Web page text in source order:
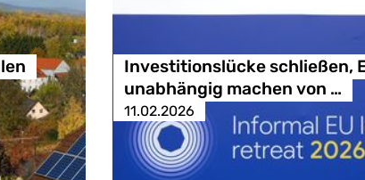
Investitionslücke schließen,
unabhängig machen von …
11.02.2026